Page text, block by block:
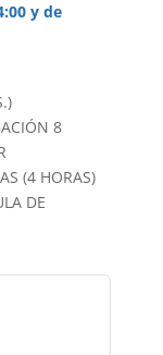
y de
8
(4 HORAS)
DE